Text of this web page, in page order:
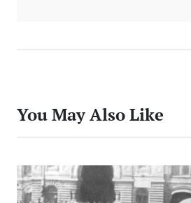
You May Also Like